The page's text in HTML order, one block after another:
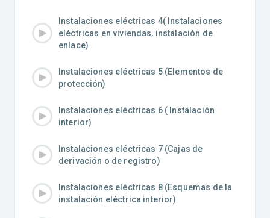
Instalaciones eléctricas 4( Instalaciones
eléctricas en viviendas, instalación de
enlace)
Instalaciones eléctricas 5 (Elementos de
protección)
Instalaciones eléctricas 6 ( Instalación
interior)
Instalaciones eléctricas 7 (Cajas de
derivación o de registro)
Instalaciones eléctricas 8 (Esquemas de la
instalación eléctrica interior)